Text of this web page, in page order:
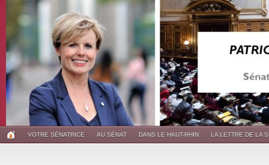
VOTRE SÉNATRICE AU SÉNAT DANS LE HAUT-RHIN LA LETTRE DE LA